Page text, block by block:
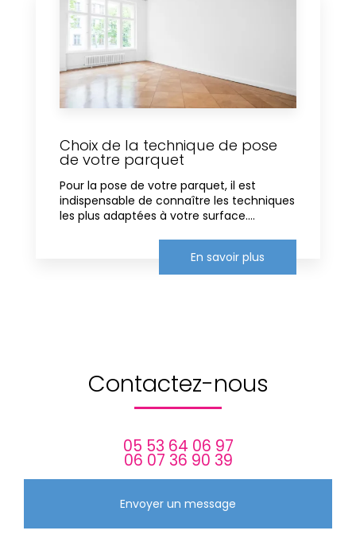
Choix de la technique de pose
de votre parquet
Pour la pose de votre parquet, il est
indispensable de connaître les techniques
les plus adaptées à votre surface....
En savoir plus
Contactez-nous
05 53 64 06 97
06 07 36 90 39
Envoyer un message